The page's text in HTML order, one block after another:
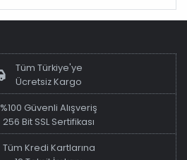
Tüm Türkiye'ye
Ücretsiz Kargo
%100 Güvenli Alışveriş
256 Bit SSL Sertifikası
Tüm Kredi Kartlarına